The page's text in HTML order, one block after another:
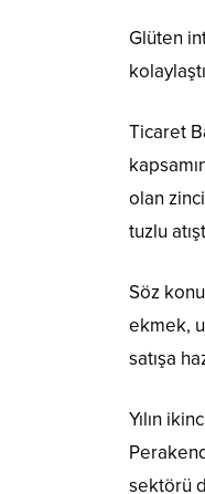
Glüten
Ticaret
olan
tuzlu
Söz
ekmek,
satışa
Yılın
sektörü